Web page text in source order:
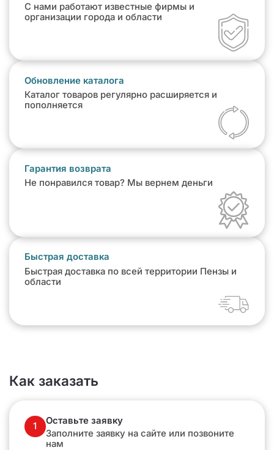
С нами работают известные фирмы и
организации города и области
Обновление каталога
Каталог товаров регулярно расширяется и
пополняется
Гарантия возврата
Не понравился товар? Мы вернем деньги
Быстрая доставка
Быстрая доставка по всей территории Пензы и
области
Как заказать
1
Оставьте заявку
Заполните заявку на сайте или позвоните
нам